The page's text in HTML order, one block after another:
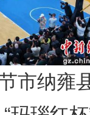
市纳雍